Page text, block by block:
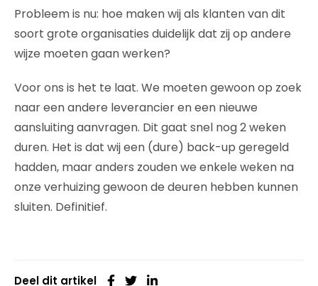
Probleem is nu: hoe maken wij als klanten van dit
soort grote organisaties duidelijk dat zij op andere
wijze moeten gaan werken?
Voor ons is het te laat. We moeten gewoon op zoek
naar een andere leverancier en een nieuwe
aansluiting aanvragen. Dit gaat snel nog 2 weken
duren. Het is dat wij een (dure) back-up geregeld
hadden, maar anders zouden we enkele weken na
onze verhuizing gewoon de deuren hebben kunnen
sluiten. Definitief.
Deel dit artikel